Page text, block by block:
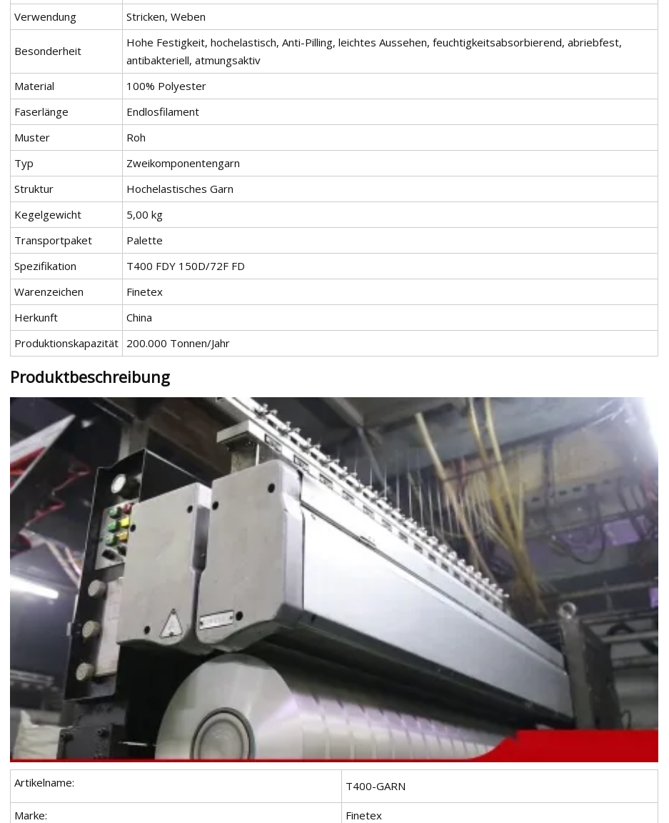
Verwendung
Stricken, Weben
Besonderheit
Hohe Festigkeit, hochelastisch, Anti-Pilling, leichtes Aussehen, feuchtigkeitsabsorbierend, abriebfest,
antibakteriell, atmungsaktiv
Material
100% Polyester
Faserlänge
Endlosfilament
Muster
Roh
Typ
Zweikomponentengarn
Struktur
Hochelastisches Garn
Kegelgewicht
5,00 kg
Transportpaket
Palette
Spezifikation
T400 FDY 150D/72F FD
Warenzeichen
Finetex
Herkunft
China
Produktionskapazität 200.000 Tonnen/Jahr
Produktbeschreibung
Artikelname: T400-GARN
Marke: Finetex